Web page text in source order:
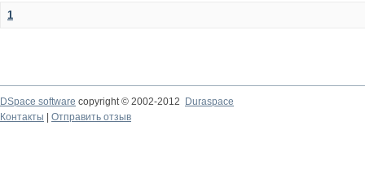
1
DSpace software copyright © 2002-2012
Duraspace
Контакты
Отправить отзыв